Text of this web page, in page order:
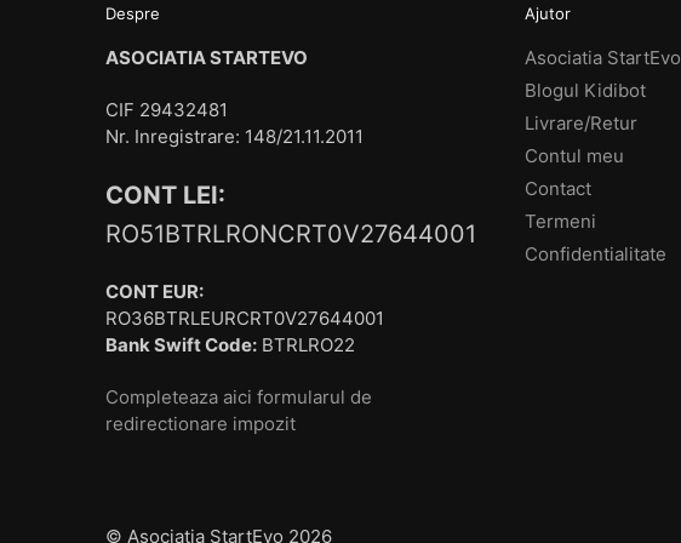
Despre
ASOCIATIA STARTEVO
CIF 29432481
Nr. Inregistrare: 148/21.11.2011
CONT LEI:
RO51BTRLRONCRT0V27644001
CONT EUR:
RO36BTRLEURCRT0V27644001
Bank Swift Code: BTRLRO22
Completeaza aici formularul de
redirectionare impozit
Ajutor
Asociatia StartEvo
Blogul Kidibot
Livrare/Retur
Contul meu
Contact
Termeni
Confidentialitate
© Asociatia StartEvo 2026